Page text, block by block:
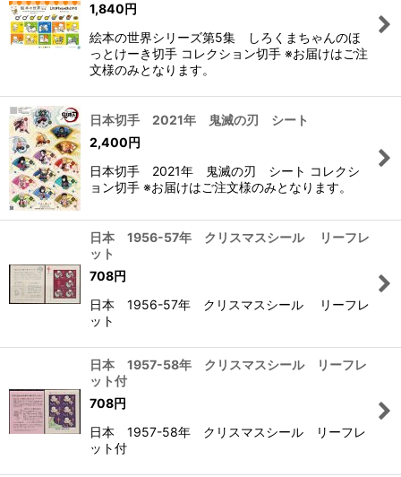
1,840円
絵本の世界シリーズ第5集 しろくまちゃんのほ
っとけーき切手 コレクション切手 ※お届けはご注
文様のみとなります。
日本切手 2021年 鬼滅の刃 シート
2,400円
日本切手 2021年 鬼滅の刃 シート コレクシ
ョン切手 ※お届けはご注文様のみとなります。
日本 1956-57年 クリスマスシール リーフレ
ット
708円
日本 1956-57年 クリスマスシール リーフレ
ット
日本 1957-58年 クリスマスシール リーフレ
ット付
708円
日本 1957-58年 クリスマスシール リーフレ
ット付